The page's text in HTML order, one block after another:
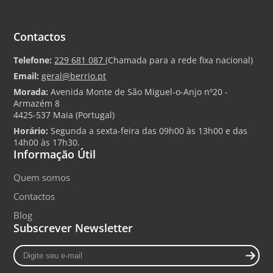
Contactos
Telefone: 229 681 087(Chamada para a rede fixa nacional)
Email: geral@berrio.pt
Morada:Avenida Monte de São Miguel-o-Anjo nº20 -
Armazém 8
4425-537 Maia (Portugal)
Horário:Segunda a sexta-feira das 09h00 às 13h00 e das
14h00 às 17h30.
Informação Útil
Quem somos
Contactos
Blog
Subscrever Newsletter
Digite
seu